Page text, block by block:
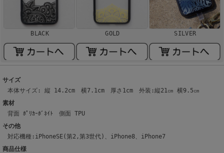
BLACK GOLD SILVER
サイズ
本体サイズ: 縦 14.2cm 横7.1cm 厚さ1cm 外装:縦21㎝ 横9.5㎝
素材
背面 ﾎﾟﾘｶｰﾎﾞﾈｲﾄ 側面 TPU
その他
対応機種:iPhoneSE(第2,第3世代)、iPhone8、iPhone7
商品仕様